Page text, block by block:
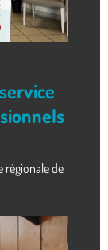
régionale de